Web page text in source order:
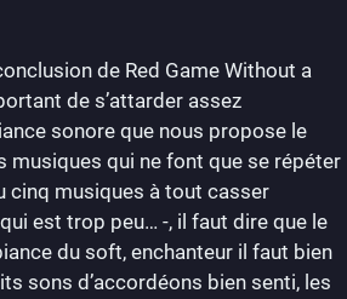
de Red Game Without a
de s’attarder assez
sonore que nous propose le
musiques qui ne font que se répéter
cinq musiques à tout casser
est trop peu… -, il faut dire que le
du soft, enchanteur il faut bien
sons d’accordéons bien senti, les